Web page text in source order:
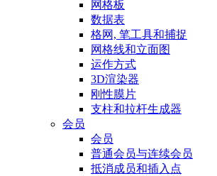
网格板
数据表
格网, 笔工具和捕捉
网格线和立面图
运作方式
3D渲染器
刚性膜片
支柱和拉杆生成器
会员
会员
普通会员与连续会员
抵消成员和插入点